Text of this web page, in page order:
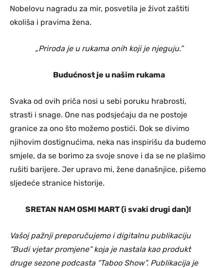
Nobelovu nagradu za mir, posvetila je život zaštiti
okoliša i pravima žena.
„Priroda je u rukama onih koji je njeguju.”
Budućnost je u našim rukama
Svaka od ovih priča nosi u sebi poruku hrabrosti,
strasti i snage. One nas podsjećaju da ne postoje
granice za ono što možemo postići. Dok se divimo
njihovim dostignućima, neka nas inspirišu da budemo
smjele, da se borimo za svoje snove i da se ne plašimo
rušiti barijere. Jer upravo mi, žene današnjice, pišemo
sljedeće stranice historije.
SRETAN NAM OSMI MART (i svaki drugi dan)!
Vašoj pažnji preporučujemo i digitalnu publikaciju
“Budi vjetar promjene” koja je nastala kao produkt
druge sezone podcasta “Taboo Show”. Publikacija je